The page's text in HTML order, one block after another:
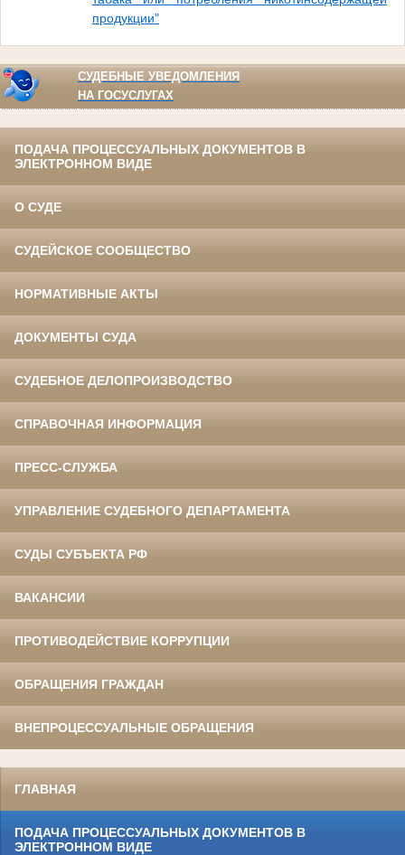
продукции"
СУДЕБНЫЕ УВЕДОМЛЕНИЯ
НА ГОСУСЛУГАХ
ПОДАЧА ПРОЦЕССУАЛЬНЫХ ДОКУМЕНТОВ В
ЭЛЕКТРОННОМ ВИДЕ
О СУДЕ
СУДЕЙСКОЕ СООБЩЕСТВО
НОРМАТИВНЫЕ АКТЫ
ДОКУМЕНТЫ СУДА
СУДЕБНОЕ ДЕЛОПРОИЗВОДСТВО
СПРАВОЧНАЯ ИНФОРМАЦИЯ
ПРЕСС-СЛУЖБА
УПРАВЛЕНИЕ СУДЕБНОГО ДЕПАРТАМЕНТА
СУДЫ СУБЪЕКТА РФ
ВАКАНСИИ
ПРОТИВОДЕЙСТВИЕ КОРРУПЦИИ
ОБРАЩЕНИЯ ГРАЖДАН
ВНЕПРОЦЕССУАЛЬНЫЕ ОБРАЩЕНИЯ
ГЛАВНАЯ
ПОДАЧА ПРОЦЕССУАЛЬНЫХ ДОКУМЕНТОВ В
ЭЛЕКТРОННОМ ВИДЕ